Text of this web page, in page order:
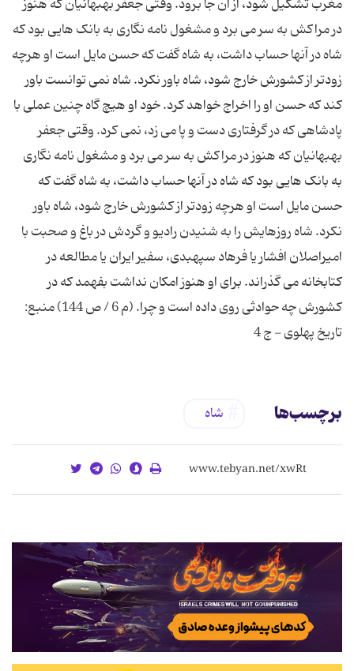
مغرب تشکیل شود، از آن جا برود. وقتی جعفر بهبهانیان که هنوز
در مراکش به سر می برد و مشغول نامه نگاری به بانک هایی بود که
شاه در آنها حساب داشت، به شاه گفت که حسن مایل است او هرچه
زودتر از کشورش خارج شود، شاه باور نکرد. شاه نمی توانست باور
کند که حسن او را اخراج خواهد کرد. خود او هیچ گاه چنین عملی با
پادشاهی که در گرفتاری دست و پا می زد، نمی کرد. وقتی جعفر
بهبهانیان که هنوز در مراکش به سر می برد و مشغول نامه نگاری
به بانک هایی بود که شاه در آنها حساب داشت، به شاه گفت که
حسن مایل است او هرچه زودتر از کشورش خارج شود، شاه باور
نکرد. شاه روزهایش را به شنیدن رادیو و گردش در باغ و صحبت با
امیراصلان افشار یا فرهاد سپهبدی، سفیر ایران یا مطالعه در
کتابخانه می گذراند. برای او هنوز امکان نداشت بفهمد که در
کشورش چه حوادثی روی داده است و چرا. (م 6 / ص 144) منبع:
تاریخ پهلوی - ج 4
برچسب‌ها شاه